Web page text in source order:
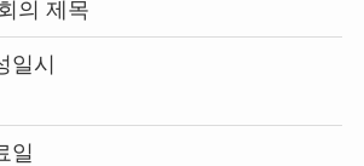
의 제목
일시
일